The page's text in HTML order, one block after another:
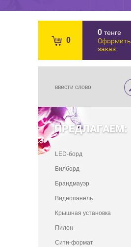
0
0 тенге
Оформить
заказ
ПРЕДЛАГАЕМ:
LED-борд
Билборд
Брандмауэр
Видеопанель
Крышная установка
Пилон
Сити-формат